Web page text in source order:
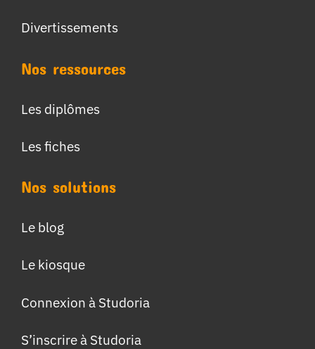
Divertissements
Nos ressources
Les diplômes
Les fiches
Nos solutions
Le blog
Le kiosque
Connexion à Studoria
S’inscrire à Studoria